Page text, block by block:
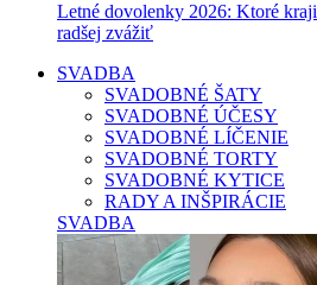
Letné dovolenky 2026: Ktoré
radšej zvážiť
SVADBA
SVADOBNÉ ŠATY
SVADOBNÉ ÚČESY
SVADOBNÉ LÍČENIE
SVADOBNÉ TORTY
SVADOBNÉ KYTICE
RADY A INŠPIRÁCIE
SVADBA